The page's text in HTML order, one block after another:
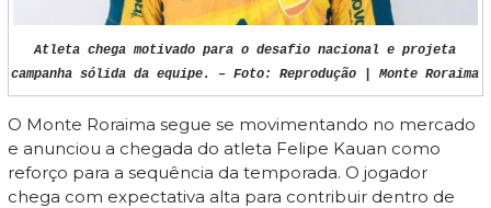
Atleta chega motivado para o desafio nacional e projeta
campanha sólida da equipe. – Foto: Reprodução | Monte Roraima
O Monte Roraima segue se movimentando no mercado
e anunciou a chegada do atleta Felipe Kauan como
reforço para a sequência da temporada. O jogador
chega com expectativa alta para contribuir dentro de